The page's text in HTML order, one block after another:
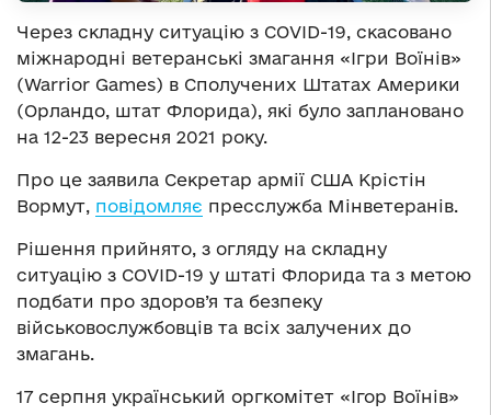
Через складну ситуацію з COVID-19, скасовано
міжнародні ветеранські змагання «Ігри Воїнів»
(Warrior Games) в Сполучених Штатах Америки
(Орландо, штат Флорида), які було заплановано
на 12-23 вересня 2021 року.
Про це заявила Секретар армії США Крістін
Вормут, повідомляє пресслужба Мінветеранів.
Рішення прийнято, з огляду на складну
ситуацію з COVID-19 у штаті Флорида та з метою
подбати про здоров’я та безпеку
військовослужбовців та всіх залучених до
змагань.
17 серпня український оргкомітет «Ігор Воїнів»